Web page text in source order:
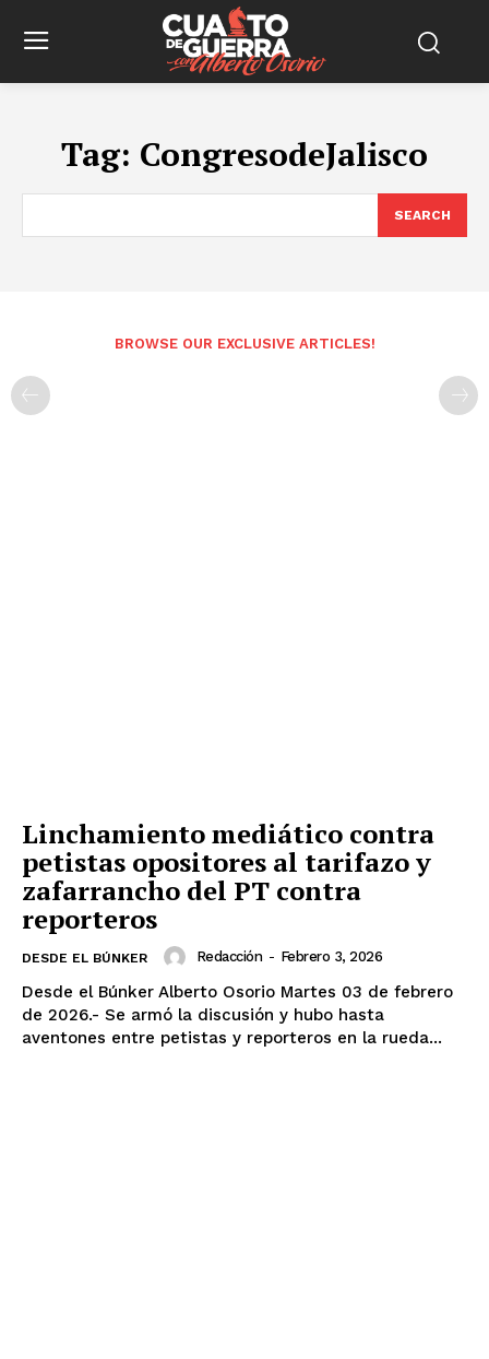
Tag: CongresodeJalisco
SEARCH
BROWSE OUR EXCLUSIVE ARTICLES!
Linchamiento mediático contra
petistas opositores al tarifazo y
zafarrancho del PT contra
reporteros
DESDE EL BÚNKER Redacción - Febrero 3, 2026
Desde el Búnker Alberto Osorio Martes 03 de febrero
de 2026.- Se armó la discusión y hubo hasta
aventones entre petistas y reporteros en la rueda...